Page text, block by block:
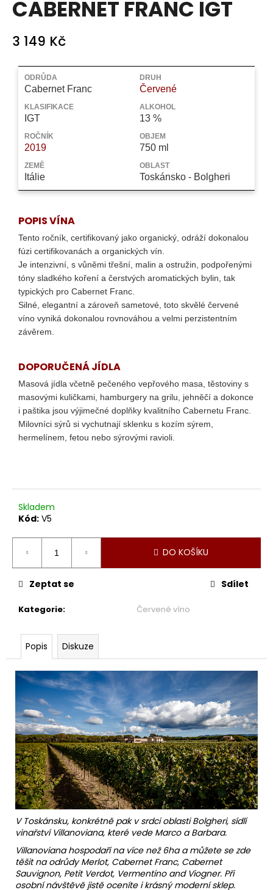
CABERNET FRANC IGT
3 149 Kč
Měrná
cena:
ODRŮDA
Cabernet Franc
DRUH
Červené
KLASIFIKACE
IGT
ALKOHOL
13 %
ROČNÍK
2019
OBJEM
750 ml
ZEMĚ
Itálie
OBLAST
Toskánsko - Bolgheri
POPIS VÍNA
Tento ročník, certifikovaný jako organický, odráží dokonalou
fúzi certifikovanách a organických vín.
Je intenzivní, s vůněmi třešní, malin a ostružin, podpořenými
tóny sladkého koření a čerstvých aromatických bylin, tak
typických pro Cabernet Franc.
Silné, elegantní a zároveň sametové, toto skvělé červené
víno vyniká dokonalou rovnováhou a velmi perzistentním
závěrem.
DOPORUČENÁ JÍDLA
Masová jídla včetně pečeného vepřového masa, těstoviny s
masovými kuličkami, hamburgery na grilu, jehněčí a dokonce
i paštika jsou výjimečné doplňky kvalitního Cabernetu Franc.
Milovníci sýrů si vychutnají sklenku s kozím sýrem,
hermelínem, fetou nebo sýrovými ravioli.
Skladem
Kód: V5
DO KOŠÍKU
Kategorie: Červené víno
Zeptat se Sdílet
Popis Diskuze
V Toskánsku, konkrétně pak v srdci oblasti Bolgheri, sídlí
vinařství Villanoviana, které vede Marco a Barbara.
Villanoviana hospodaří na více než 6ha a můžete se zde
těšit na odrůdy Merlot, Cabernet Franc, Cabernet
Sauvignon, Petit Verdot, Vermentino and Viogner. Při
osobní návštěvě jistě oceníte i krásný moderní sklep.
a
j
í
HLEDAT
D
p
o
u
č
u
e
m
MORELLINO
DI
SCANSANO
DOCG
RISERVA
699